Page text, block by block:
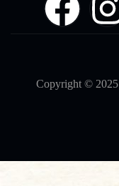
Copyright © 2025